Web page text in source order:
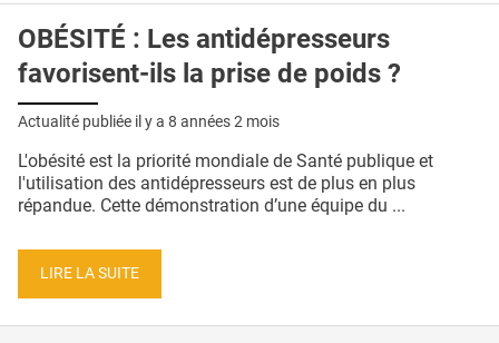
CRÉDITS
OBÉSITÉ : Les antidépresseurs
favorisent-ils la prise de poids ?
Actualité publiée il y a 8 années 2 mois
L'obésité est la priorité mondiale de Santé publique et
l'utilisation des antidépresseurs est de plus en plus
répandue. Cette démonstration d’une équipe du ...
LIRE LA SUITE